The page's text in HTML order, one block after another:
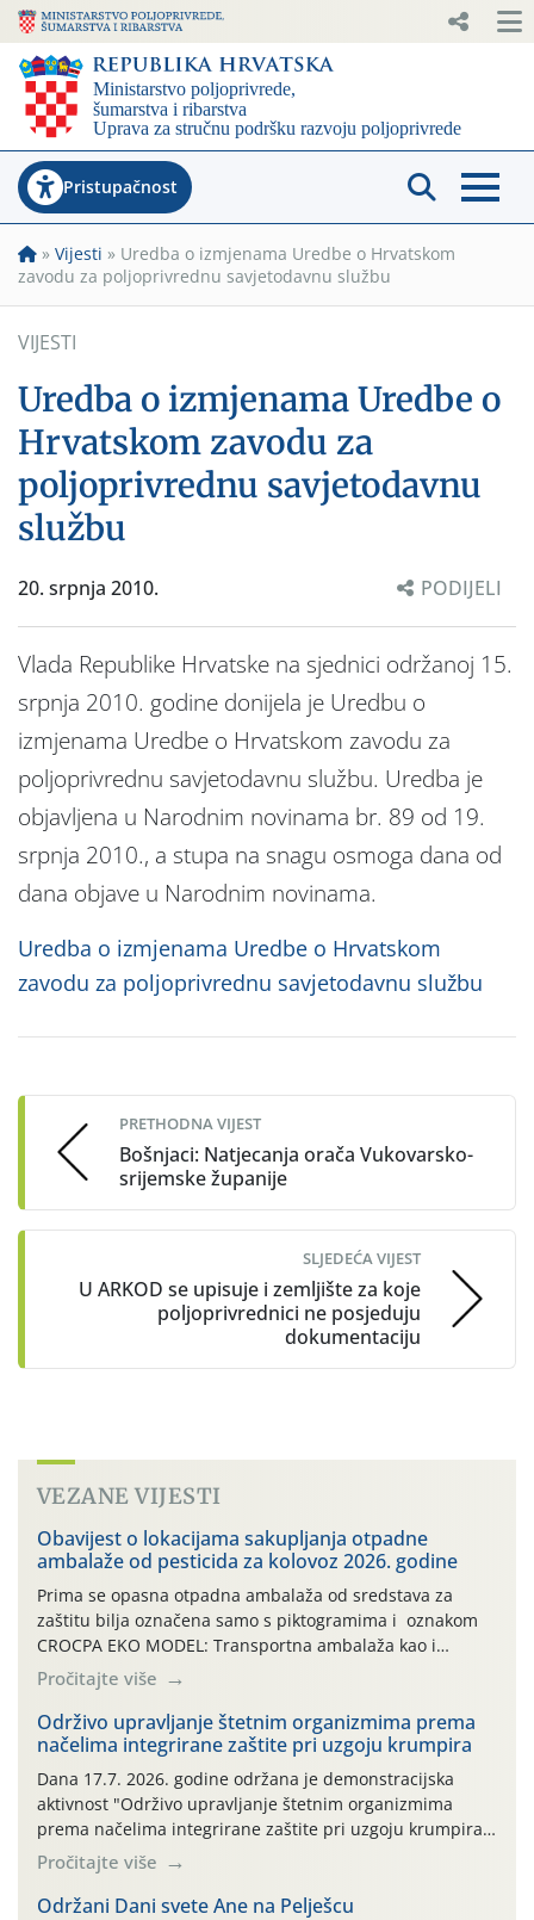
Pristupačnost
» Vijesti » Uredba o izmjenama Uredbe o Hrvatskom
zavodu za poljoprivrednu savjetodavnu službu
VIJESTI
Uredba o izmjenama Uredbe o
Hrvatskom zavodu za
poljoprivrednu savjetodavnu
službu
20. srpnja 2010. PODIJELI
Vlada Republike Hrvatske na sjednici održanoj 15.
srpnja 2010. godine donijela je Uredbu o
izmjenama Uredbe o Hrvatskom zavodu za
poljoprivrednu savjetodavnu službu. Uredba je
objavljena u Narodnim novinama br. 89 od 19.
srpnja 2010., a stupa na snagu osmoga dana od
dana objave u Narodnim novinama.
Uredba o izmjenama Uredbe o Hrvatskom
zavodu za poljoprivrednu savjetodavnu službu
navigation
PRETHODNA VIJEST
Bošnjaci: Natjecanja orača Vukovarsko-
srijemske županije
SLJEDEĆA VIJEST
U ARKOD se upisuje i zemljište za koje
poljoprivrednici ne posjeduju
dokumentaciju
VEZANE VIJESTI
Obavijest o lokacijama sakupljanja otpadne
ambalaže od pesticida za kolovoz 2026. godine
Prima se opasna otpadna ambalaža od sredstava za
zaštitu bilja označena samo s piktogramima i oznakom
CROCPA EKO MODEL: Transportna ambalaža kao i
ambalaža drugih proizvoda koji nisu sredstva za zaštitu
bilja (npr. ambalaža od mineralnih gnojiva,) se ne
prihvaća. Korisnicima je osiguran besplatni povrat
prazne ambalaže isključivo ovih tvrtki: AGROCHEM-MAKS,
AGRONOM, ALBAUGH TKI* (PINUS […]
Pročitajte više
Održivo upravljanje štetnim organizmima prema
načelima integrirane zaštite pri uzgoju krumpira
Dana 17.7. 2026. godine održana je demonstracijska
aktivnost "Održivo upravljanje štetnim organizmima
prema načelima integrirane zaštite pri uzgoju krumpira"
na pokusnom polju "Poredje", kraj naselja Belica (ARKOD
parcela ID 2445031) (središnji dio Međimurske županije).
Pročitajte više
Održani Dani svete Ane na Pelješcu